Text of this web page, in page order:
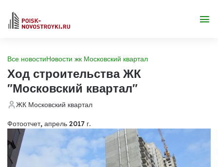
Все новостиНовости жк Московский квартал
Ход строительства ЖК
"Московский квартал"
ЖК Московский квартал
Фотоотчет, апрель 2017 г.